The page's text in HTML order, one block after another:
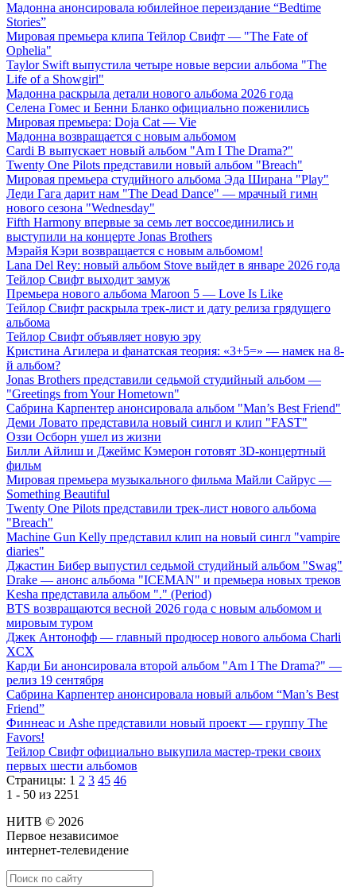
Мадонна анонсировала юбилейное переиздание “Bedtime
Stories”
Мировая премьера клипа Тейлор Свифт — "The Fate of
Ophelia"
Taylor Swift выпустила четыре новые версии альбома "The
Life of a Showgirl"
Мадонна раскрыла детали нового альбома 2026 года
Селена Гомес и Бенни Бланко официально поженились
Мировая премьера: Doja Cat — Vie
Мадонна возвращается с новым альбомом
Cardi B выпускает новый альбом "Am I The Drama?"
Twenty One Pilots представили новый альбом "Breach"
Мировая премьера студийного альбома Эда Ширана "Play"
Леди Гага дарит нам "The Dead Dance" — мрачный гимн
нового сезона "Wednesday"
Fifth Harmony впервые за семь лет воссоединились и
выступили на концерте Jonas Brothers
Мэрайя Кэри возвращается с новым альбомом!
Lana Del Rey: новый альбом Stove выйдет в январе 2026 года
Тейлор Свифт выходит замуж
Премьера нового альбома Maroon 5 — Love Is Like
Тейлор Свифт раскрыла трек-лист и дату релиза грядущего
альбома
Тейлор Свифт объявляет новую эру
Кристина Агилера и фанатская теория: «3+5=» — намек на 8-
й альбом?
Jonas Brothers представили седьмой студийный альбом —
"Greetings from Your Hometown"
Сабрина Карпентер анонсировала альбом "Man’s Best Friend"
Деми Ловато представила новый сингл и клип "FAST"
Оззи Осборн ушел из жизни
Билли Айлиш и Джеймс Кэмерон готовят 3D-концертный
фильм
Мировая премьера музыкального фильма Майли Сайрус —
Something Beautiful
Twenty One Pilots представили трек-лист нового альбома
"Breach"
Machine Gun Kelly представил клип на новый сингл "vampire
diaries"
Джастин Бибер выпустил седьмой студийный альбом "Swag"
Drake — анонс альбома "ICEMAN" и премьера новых треков
Kesha представила альбом "." (Period)
BTS возвращаются весной 2026 года с новым альбомом и
мировым туром
Джек Антонофф — главный продюсер нового альбома Charli
XCX
Карди Би анонсировала второй альбом "Am I The Drama?" —
релиз 19 сентября
Сабрина Карпентер анонсировала новый альбом “Man’s Best
Friend”
Финнеас и Ashe представили новый проект — группу The
Favors!
Тейлор Свифт официально выкупила мастер-треки своих
первых шести альбомов
Страницы: 1 2 3 45 46
1 - 50 из 2251
НИТВ © 2026
Первое независимое
интернет-телевидение